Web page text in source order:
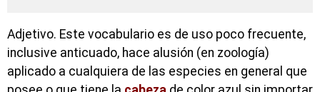
Adjetivo. Este vocabulario es de uso poco frecuente,
inclusive anticuado, hace alusión (en zoología)
aplicado a cualquiera de las especies en general que